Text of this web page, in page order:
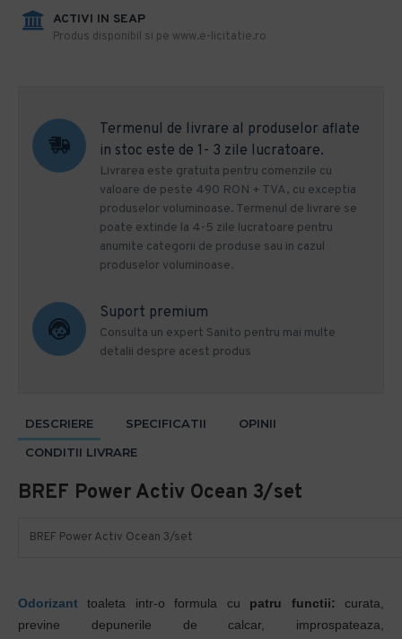
ACTIVI IN SEAP
Produs disponibil si pe www.e-licitatie.ro
Termenul de livrare al produselor aflate
in stoc este de 1- 3 zile lucratoare.
Livrarea este gratuita pentru comenzile cu
valoare de peste 490 RON + TVA, cu exceptia
produselor voluminoase. Termenul de livrare se
poate extinde la 4-5 zile lucratoare pentru
anumite categorii de produse sau in cazul
produselor voluminoase.
Suport premium
Consulta un expert Sanito pentru mai multe
detalii despre acest produs
DESCRIERE SPECIFICATII
OPINII
CONDITII LIVRARE
BREF Power Activ Ocean 3/set
BREF Power Activ Ocean 3/set
Odorizant toaleta intr-o formula cu patru functii: curata,
previne depunerile de calcar, improspateaza,